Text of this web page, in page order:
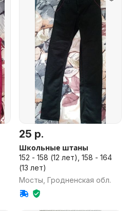
25 р.
Школьные штаны
152 - 158 (12 лет), 158 - 164
(13 лет)
Мосты, Гродненская обл.